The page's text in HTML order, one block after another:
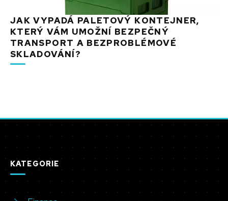
JAK VYPADÁ PALETOVÝ KONTEJNER,
KTERÝ VÁM UMOŽNÍ BEZPEČNÝ
TRANSPORT A BEZPROBLÉMOVÉ
SKLADOVÁNÍ?
KATEGORIE